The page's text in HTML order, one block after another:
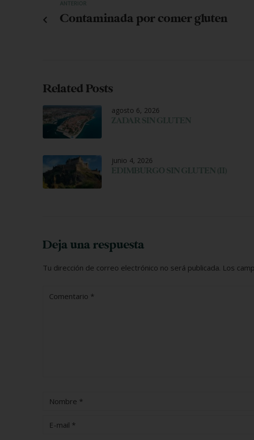
ANTERIOR
Contaminada por comer gluten
Related Posts
agosto 6, 2026
ZADAR SIN GLUTEN
junio 4, 2026
EDIMBURGO SIN GLUTEN (II)
Deja una respuesta
Tu dirección de correo electrónico no será publicada. Los